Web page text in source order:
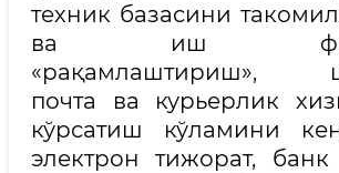
техник базасини
ва иш
«рақамлаштириш»,
почта ва курьерлик
кўрсатиш кўламини
электрон тижорат,